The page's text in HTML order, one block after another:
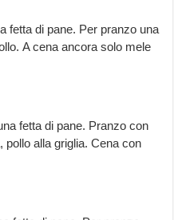
fetta di pane. Per pranzo una
A cena ancora solo mele
fetta di pane. Pranzo con
pollo alla griglia. Cena con